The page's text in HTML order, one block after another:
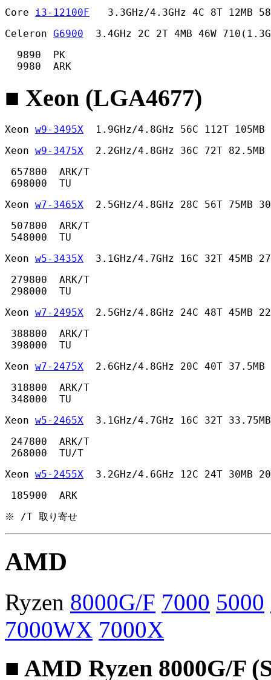
Core i3-12100F
3.3GHz/4.3GHz 4C 8T 12MB
Celeron G6900
3.4GHz 2C 2T 4MB 46W
  9890  PK
  9980  ARK
■ Xeon (LGA4677)
Xeon w9-3495X
1.9GHz/4.8GHz 56C 112T 105MB
Xeon w9-3475X
2.2GHz/4.8GHz 36C 72T 82.5MB
657800  ARK/T
698000  TU
Xeon w7-3465X
2.5GHz/4.8GHz 28C 56T 75MB
507800  ARK/T
548000  TU
Xeon w5-3435X
3.1GHz/4.7GHz 16C 32T 45MB
279800  ARK/T
298000  TU
Xeon w7-2495X
2.5GHz/4.8GHz 24C 48T 45MB
388800  ARK/T
398000  TU
Xeon w7-2475X
2.6GHz/4.8GHz 20C 40T 37.5MB
318800  ARK/T
348000  TU
Xeon w5-2465X
3.1GHz/4.7GHz 16C 32T
247800  ARK/T
268000  TU/T
Xeon w5-2455X
3.2GHz/4.6GHz 12C 24T 30MB
185900  ARK
※ /T 取り寄せ
AMD
Ryzen 8000G/F 7000 5000
7000WX 7000X
■ AMD Ryzen 8000G/F